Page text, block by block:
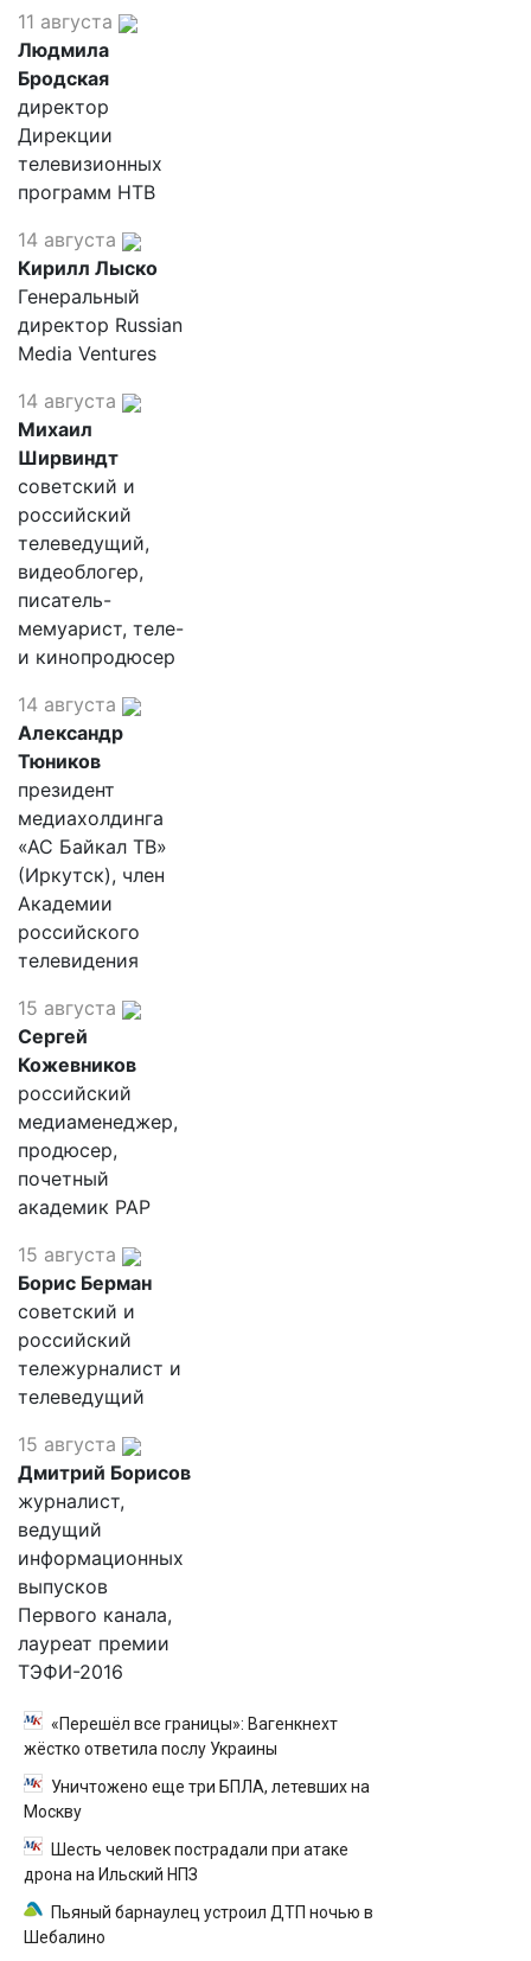
11 августа
Людмила
Бродская
директор
Дирекции
телевизионных
программ НТВ
14 августа
Кирилл Лыско
Генеральный
директор Russian
Media Ventures
14 августа
Михаил
Ширвиндт
советский и
российский
телеведущий,
видеоблогер,
писатель-
мемуарист, теле-
и кинопродюсер
14 августа
Александр
Тюников
президент
медиахолдинга
«АС Байкал ТВ»
(Иркутск), член
Академии
российского
телевидения
15 августа
Сергей
Кожевников
российский
медиаменеджер,
продюсер,
почетный
академик РАР
15 августа
Борис Берман
советский и
российский
тележурналист и
телеведущий
15 августа
Дмитрий Борисов
журналист,
ведущий
информационных
выпусков
Первого канала,
лауреат премии
ТЭФИ-2016
«Перешёл все границы»: Вагенкнехт
жёстко ответила послу Украины
Уничтожено еще три БПЛА, летевших на
Москву
Шесть человек пострадали при атаке
дрона на Ильский НПЗ
Пьяный барнаулец устроил ДТП ночью в
Шебалино